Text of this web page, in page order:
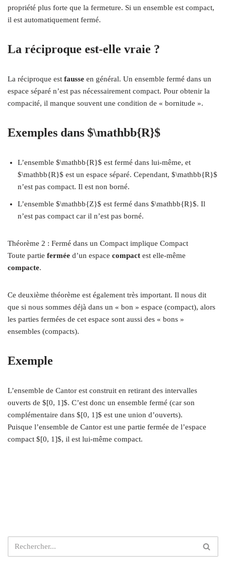
propriété plus forte que la fermeture. Si un ensemble est compact,
il est automatiquement fermé.
La réciproque est-elle vraie ?
La réciproque est fausse en général. Un ensemble fermé dans un
espace séparé n’est pas nécessairement compact. Pour obtenir la
compacité, il manque souvent une condition de « bornitude ».
Exemples dans $\mathbb{R}$
L’ensemble $\mathbb{R}$ est fermé dans lui-même, et
$\mathbb{R}$ est un espace séparé. Cependant, $\mathbb{R}$
n’est pas compact. Il est non borné.
L’ensemble $\mathbb{Z}$ est fermé dans $\mathbb{R}$. Il
n’est pas compact car il n’est pas borné.
Théorème 2 : Fermé dans un Compact implique Compact
Toute partie fermée d’un espace compact est elle-même
compacte.
Ce deuxième théorème est également très important. Il nous dit
que si nous sommes déjà dans un « bon » espace (compact), alors
les parties fermées de cet espace sont aussi des « bons »
ensembles (compacts).
Exemple
L’ensemble de Cantor est construit en retirant des intervalles
ouverts de $[0, 1]$. C’est donc un ensemble fermé (car son
complémentaire dans $[0, 1]$ est une union d’ouverts).
Puisque l’ensemble de Cantor est une partie fermée de l’espace
compact $[0, 1]$, il est lui-même compact.